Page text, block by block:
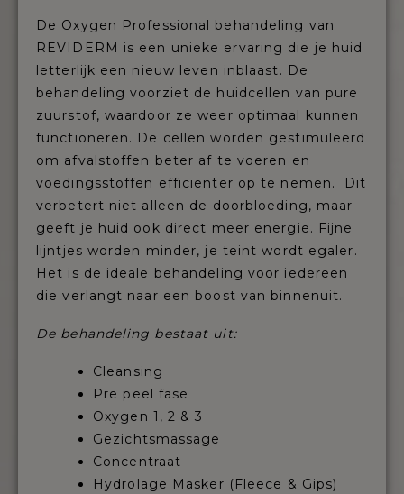
De Oxygen Professional behandeling van
REVIDERM is een unieke ervaring die je huid
letterlijk een nieuw leven inblaast. De
behandeling voorziet de huidcellen van pure
zuurstof, waardoor ze weer optimaal kunnen
functioneren. De cellen worden gestimuleerd
om afvalstoffen beter af te voeren en
voedingsstoffen efficiënter op te nemen. Dit
verbetert niet alleen de doorbloeding, maar
geeft je huid ook direct meer energie. Fijne
lijntjes worden minder, je teint wordt egaler.
Het is de ideale behandeling voor iedereen
die verlangt naar een boost van binnenuit.
De behandeling bestaat uit:
Cleansing
Pre peel fase
Oxygen 1, 2 & 3
Gezichtsmassage
Concentraat
Hydrolage Masker (Fleece & Gips)